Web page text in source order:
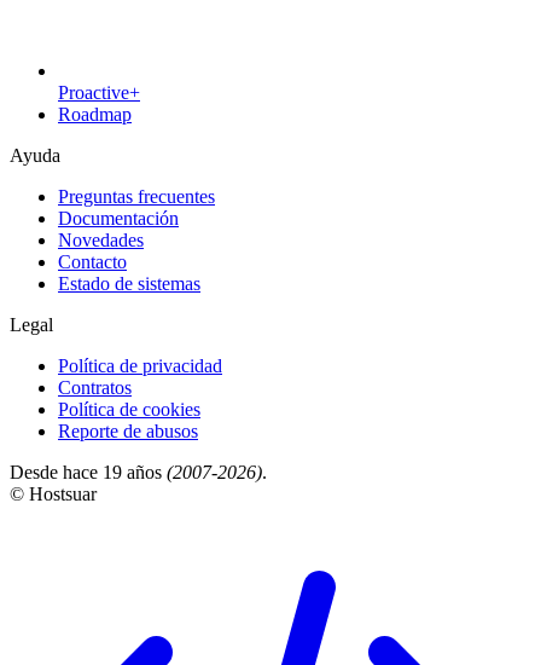
Proactive+
Roadmap
Ayuda
Preguntas frecuentes
Documentación
Novedades
Contacto
Estado de sistemas
Legal
Política de privacidad
Contratos
Política de cookies
Reporte de abusos
Desde hace 19 años (2007-2026).
© Hostsuar